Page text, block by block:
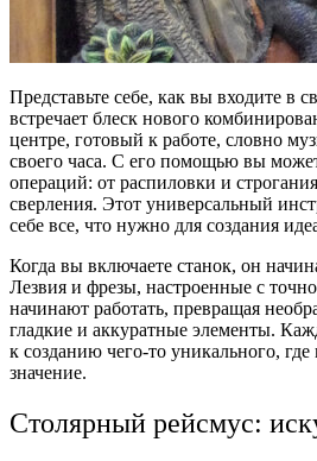
Представьте себе, как вы входите в
встречает блеск нового
центре, готовый к работе, словно
своего часа. С его помощью вы
операций: от распиловки и
сверления. Этот универсальный
себе все, что нужно для создания
Когда вы включаете станок, он
Лезвия и фрезы, настроенные с
начинают работать, превращая
гладкие и аккуратные элементы.
к созданию чего-то уникального, где
значение.
Столярный рейсмус: